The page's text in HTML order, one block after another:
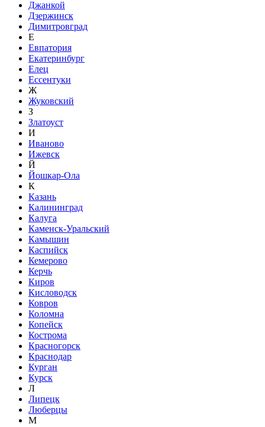
Джанкой
Дзержинск
Димитровград
Е
Евпатория
Екатеринбург
Елец
Ессентуки
Ж
Жуковский
З
Златоуст
И
Иваново
Ижевск
Й
Йошкар-Ола
К
Казань
Калининград
Калуга
Каменск-Уральский
Камышин
Каспийск
Кемерово
Керчь
Киров
Кисловодск
Ковров
Коломна
Копейск
Кострома
Красногорск
Краснодар
Курган
Курск
Л
Липецк
Люберцы
М